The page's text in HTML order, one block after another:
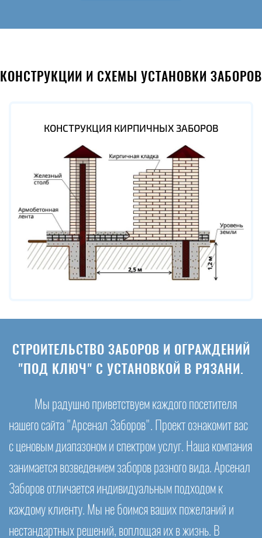
КОНСТРУКЦИИ И СХЕМЫ УСТАНОВКИ ЗАБОРОВ
КОНСТРУКЦИЯ КИРПИЧНЫХ ЗАБОРОВ
СТРОИТЕЛЬСТВО ЗАБОРОВ И ОГРАЖДЕНИЙ
"ПОД КЛЮЧ" С УСТАНОВКОЙ В РЯЗАНИ.
Мы радушно приветствуем каждого посетителя
нашего сайта "Арсенал Заборов". Проект ознакомит вас
с ценовым диапазоном и спектром услуг. Наша компания
занимается возведением заборов разного вида. Арсенал
Заборов отличается индивидуальным подходом к
каждому клиенту. Мы не боимся ваших пожеланий и
нестандартных решений, воплощая их в жизнь. В